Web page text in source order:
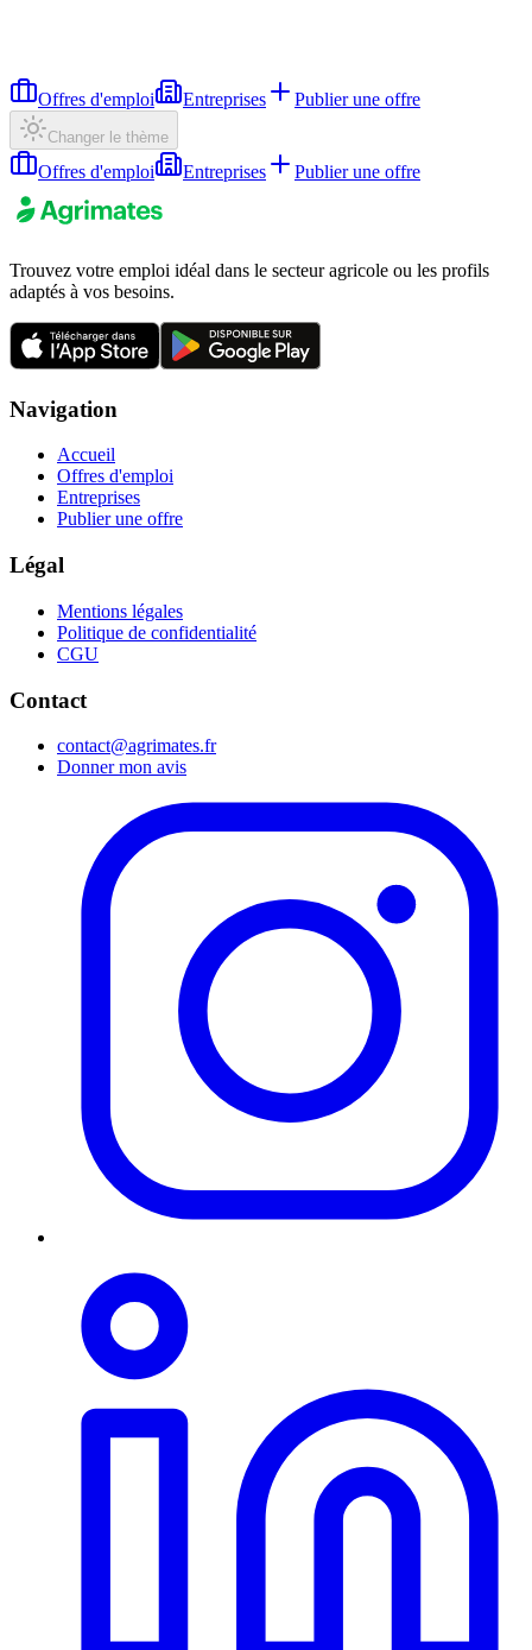
Offres d'emploi Entreprises Publier une offre
Changer le thème
Offres d'emploi Entreprises Publier une offre
Trouvez votre emploi idéal dans le secteur agricole ou les profils
adaptés à vos besoins.
Navigation
Accueil
Offres d'emploi
Entreprises
Publier une offre
Légal
Mentions légales
Politique de confidentialité
CGU
Contact
contact@agrimates.fr
Donner mon avis